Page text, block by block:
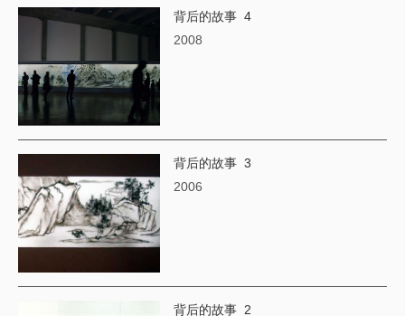
背后的故事 4
​2008
背后的故事 3
2006
背后的故事 2